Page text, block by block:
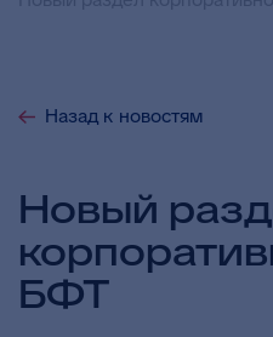
Назад к новостям
Новый
БФТ